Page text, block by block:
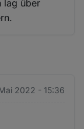
lag über
2022 - 15:36